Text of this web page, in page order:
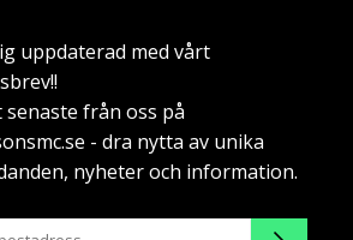
uppdaterad med vårt
senaste från oss på
- dra nytta av unika
nyheter och information.